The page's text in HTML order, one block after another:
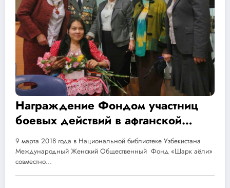
Награждение Фондом участниц
боевых действий в афганской
войне по случаю празднования 8-
Марта и показ документального
фильма «Калдиргоч»
9 марта 2018 года в Национальной библиотеке Узбекистана
Международный Женский Общественный Фонд «Шарк аёли»
совместно…